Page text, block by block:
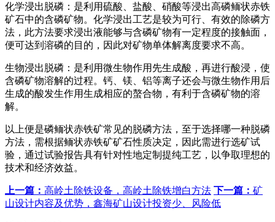
化学浸出脱磷：是利用硫酸、盐酸、硝酸等浸出高磷鲕状赤铁
矿石中的含磷矿物。化学浸出工艺是较为可行、有效的除磷方
法，此方法要求浸出液能够与含磷矿物有一定程度的接触面，
便可达到溶磷的目的，因此对矿物单体解离度要求不高。
生物浸出脱磷：是利用微生物作用先生成酸，再进行酸浸，使
含磷矿物溶解的过程。钙、镁、铝等离子还会与微生物作用后
生成的酸发生作用生成相应的螯合物，有利于含磷矿物的溶
解。
以上便是磷鲕状赤铁矿常见的脱磷方法，至于选择哪一种脱磷
方法，需根据鲕状赤铁矿矿石性质决定，因此需进行选矿试
验，通过试验报告具有针对性地定制提纯工艺，以争取理想的
技术和经济效益。
上一篇： 高岭土除铁设备，高岭土除铁增白方法 下一篇： 矿
山设计内容及优势，鑫海矿山设计投资少、风险低